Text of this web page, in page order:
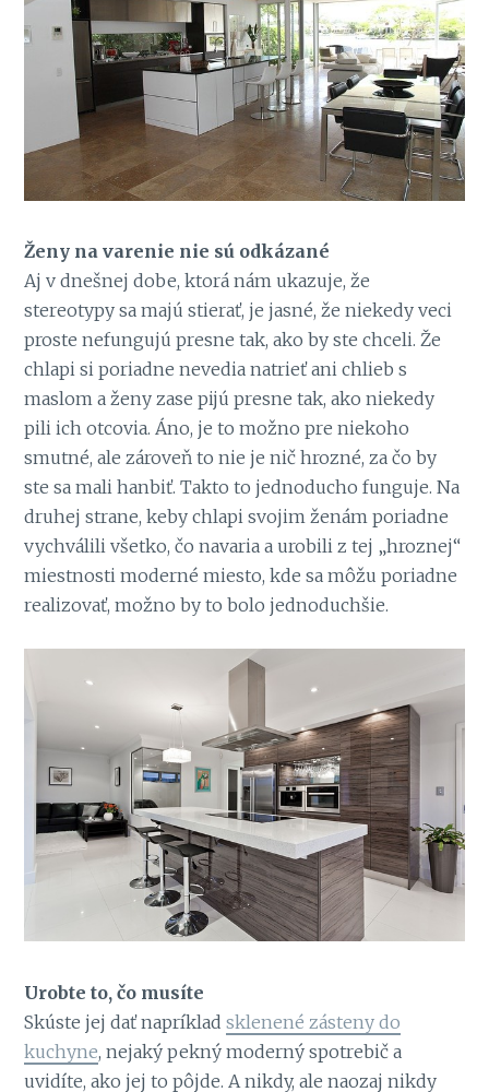
Ženy na varenie nie sú odkázané
Aj v dnešnej dobe, ktorá nám ukazuje, že
stereotypy sa majú stierať, je jasné, že niekedy veci
proste nefungujú presne tak, ako by ste chceli. Že
chlapi si poriadne nevedia natrieť ani chlieb s
maslom a ženy zase pijú presne tak, ako niekedy
pili ich otcovia. Áno, je to možno pre niekoho
smutné, ale zároveň to nie je nič hrozné, za čo by
ste sa mali hanbiť. Takto to jednoducho funguje. Na
druhej strane, keby chlapi svojim ženám poriadne
vychválili všetko, čo navaria a urobili z tej „hroznej“
miestnosti moderné miesto, kde sa môžu poriadne
realizovať, možno by to bolo jednoduchšie.
Urobte to, čo musíte
Skúste jej dať napríkladsklenené zásteny do
kuchyne, nejaký pekný moderný spotrebič a
uvidíte, ako jej to pôjde. A nikdy, ale naozaj nikdy